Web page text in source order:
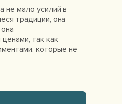
не мало усилий в
традиции, она
так как
которые не